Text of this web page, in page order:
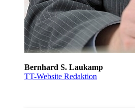
Bernhard S. Laukamp
TT-Website Redaktion